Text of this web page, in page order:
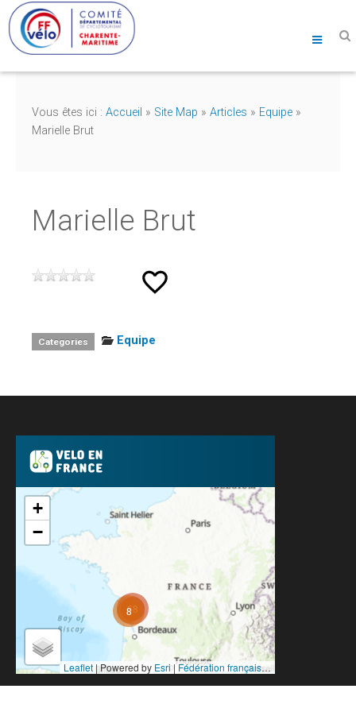
Vous êtes ici : Accueil » Site Map » Articles » Equipe »
Marielle Brut
Marielle Brut
Categories Equipe